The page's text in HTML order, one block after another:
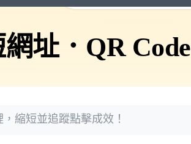
址． QR Code